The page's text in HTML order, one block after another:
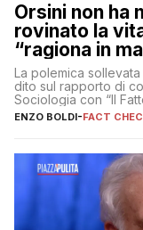
Orsini non ha
rovinato la
“ragiona in
La polemica
dito sul rapporto di
Sociologia con “Il
erano volati stracci
ENZO BOLDI-FACT